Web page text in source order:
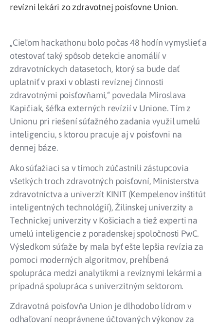
revízni lekári zo zdravotnej poisťovne Union.
„Cieľom hackathonu bolo počas 48 hodín vymyslieť a
otestovať taký spôsob detekcie anomálií v
zdravotníckych datasetoch, ktorý sa bude dať
uplatniť v praxi v oblasti revíznej činnosti
zdravotnými poisťovňami,“ povedala Miroslava
Kapičiak, šéfka externých revízií v Unione. Tím z
Unionu pri riešení súťažného zadania využil umelú
inteligenciu, s ktorou pracuje aj v poisťovni na
dennej báze.
Ako súťažiaci sa v tímoch zúčastnili zástupcovia
všetkých troch zdravotných poisťovní, Ministerstva
zdravotníctva a univerzít KINIT (Kempelenov inštitút
inteligentných technológií), Žilinskej univerzity a
Technickej univerzity v Košiciach a tiež experti na
umelú inteligencie z poradenskej spoločnosti PwC.
Výsledkom súťaže by mala byť ešte lepšia revízia za
pomoci moderných algoritmov, prehĺbená
spolupráca medzi analytikmi a revíznymi lekármi a
prípadná spolupráca s univerzitným sektorom.
Zdravotná poisťovňa Union je dlhodobo lídrom v
odhaľovaní neoprávnene účtovaných výkonov za